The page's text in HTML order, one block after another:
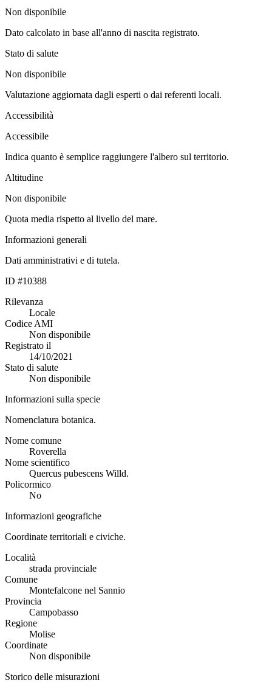
Non disponibile
Dato calcolato in base all'anno di nascita registrato.
Stato di salute
Non disponibile
Valutazione aggiornata dagli esperti o dai referenti locali.
Accessibilità
Accessibile
Indica quanto è semplice raggiungere l'albero sul territorio.
Altitudine
Non disponibile
Quota media rispetto al livello del mare.
Informazioni generali
Dati amministrativi e di tutela.
ID #10388
Rilevanza
Locale
Codice AMI
Non disponibile
Registrato il
14/10/2021
Stato di salute
Non disponibile
Informazioni sulla specie
Nomenclatura botanica.
Nome comune
Roverella
Nome scientifico
Quercus pubescens Willd.
Policormico
No
Informazioni geografiche
Coordinate territoriali e civiche.
Località
strada provinciale
Comune
Montefalcone nel Sannio
Provincia
Campobasso
Regione
Molise
Coordinate
Non disponibile
Storico delle misurazioni